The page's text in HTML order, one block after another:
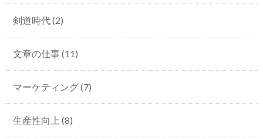
剣道時代(2)
文章の仕事(11)
マーケティング(7)
生産性向上 (8)